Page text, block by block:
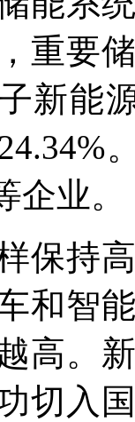
重要
新能
业。
保持
和智
高。
切入